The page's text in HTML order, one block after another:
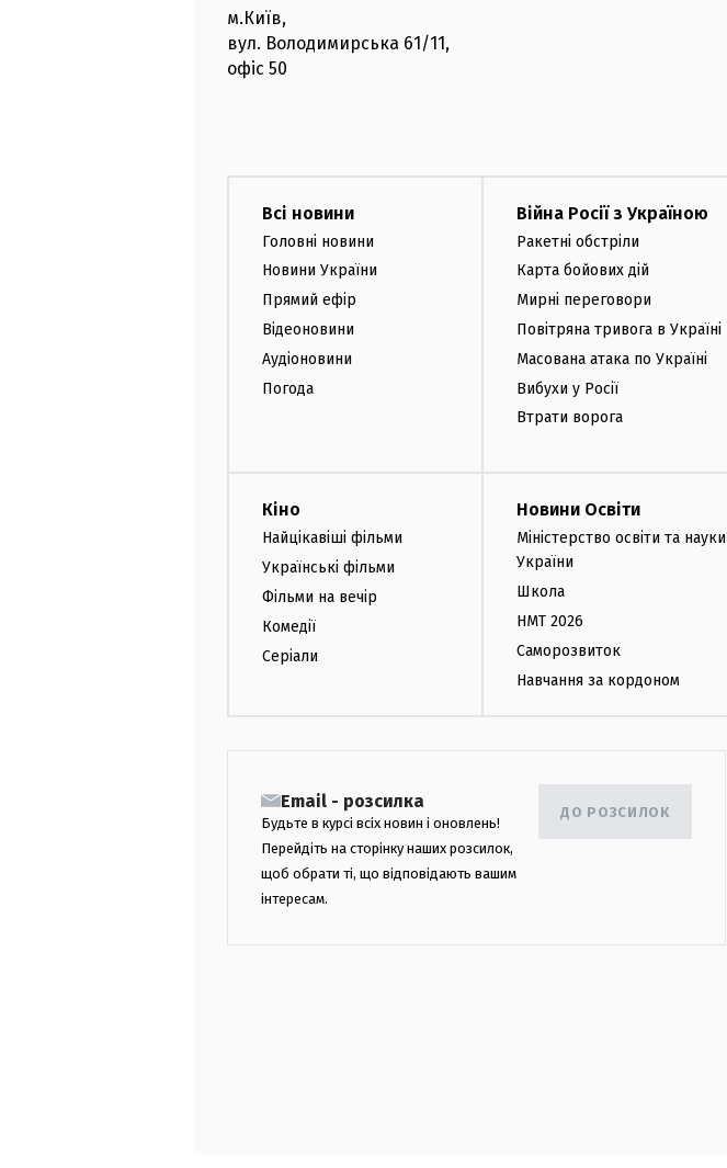
м.Київ,
вул. Володимирська 61/11,
офіс 50
Всі новини
Головні новини
Новини України
Прямий ефір
Відеоновини
Аудіоновини
Погода
Війна Росії з Україною
Ракетні обстріли
Карта бойових дій
Мирні переговори
Повітряна тривога в Україні
Масована атака по Україні
Вибухи у Росії
Втрати ворога
Кіно
Найцікавіші фільми
Українські фільми
Фільми на вечір
Комедії
Серіали
Новини Освіти
Міністерство освіти та науки
України
Школа
НМТ 2026
Саморозвиток
Навчання за кордоном
Email - розсилка
Будьте в курсі всіх новин і оновлень!
Перейдіть на сторінку наших розсилок,
щоб обрати ті, що відповідають вашим
інтересам.
ДО РОЗСИЛОК